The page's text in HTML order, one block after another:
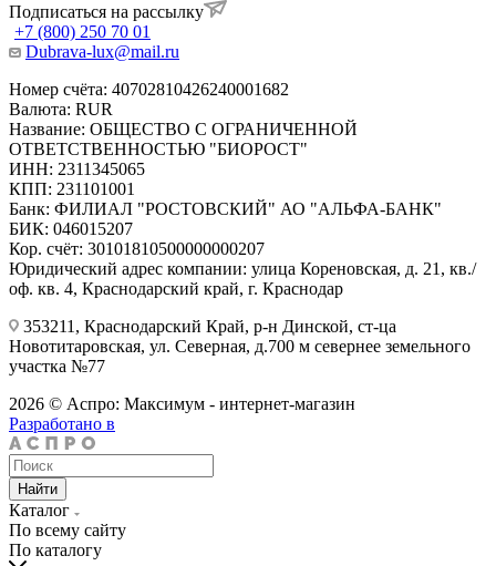
Подписаться на рассылку
+7 (800) 250 70 01
Dubrava-lux@mail.ru
Номер счёта: 40702810426240001682
Валюта: RUR
Название: ОБЩЕСТВО С ОГРАНИЧЕННОЙ
ОТВЕТСТВЕННОСТЬЮ "БИОРОСТ"
ИНН: 2311345065
КПП: 231101001
Банк: ФИЛИАЛ "РОСТОВСКИЙ" АО "АЛЬФА-БАНК"
БИК: 046015207
Кор. счёт: 30101810500000000207
Юридический адрес компании: улица Кореновская, д. 21, кв./
оф. кв. 4, Краснодарский край, г. Краснодар
353211, Краснодарский Край, р-н Динской, ст-ца
Новотитаровская, ул. Северная, д.700 м севернее земельного
участка №77
2026 © Аспро: Максимум - интернет-магазин
Разработано в
Найти
Каталог
По всему сайту
По каталогу